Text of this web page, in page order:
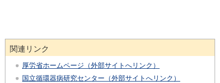
関連リンク
厚労省ホームページ（外部サイトへリンク）
国立循環器病研究センター（外部サイトへリンク）